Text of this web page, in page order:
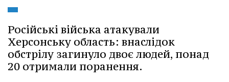
Російські війська атакували
Херсонську область: внаслідок
обстрілу загинуло двоє людей, понад
20 отримали поранення.